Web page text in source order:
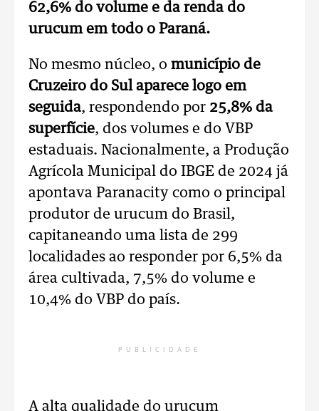
62,6% do volume e da renda do
urucum em todo o Paraná.
No mesmo núcleo, o município de
Cruzeiro do Sul aparece logo em
seguida, respondendo por 25,8% da
superfície, dos volumes e do VBP
estaduais. Nacionalmente, a Produção
Agrícola Municipal do IBGE de 2024 já
apontava Paranacity como o principal
produtor de urucum do Brasil,
capitaneando uma lista de 299
localidades ao responder por 6,5% da
área cultivada, 7,5% do volume e
10,4% do VBP do país.
PUBLICIDADE
A alta qualidade do urucum